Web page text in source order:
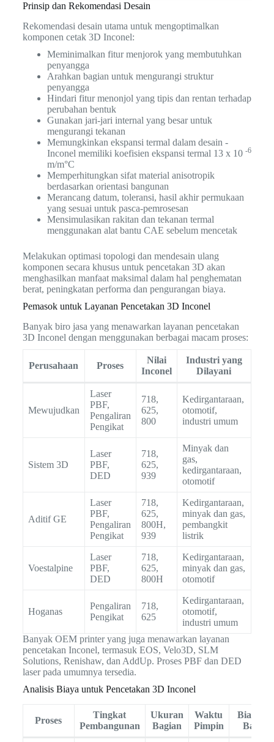
Prinsip dan Rekomendasi Desain
Rekomendasi desain utama untuk mengoptimalkan
komponen cetak 3D Inconel:
Meminimalkan fitur menjorok yang membutuhkan
penyangga
Arahkan bagian untuk mengurangi struktur
penyangga
Hindari fitur menonjol yang tipis dan rentan terhadap
perubahan bentuk
Gunakan jari-jari internal yang besar untuk
mengurangi tekanan
Memungkinkan ekspansi termal dalam desain -
Inconel memiliki koefisien ekspansi termal 13 x 10 -6
m/m°C
Memperhitungkan sifat material anisotropik
berdasarkan orientasi bangunan
Merancang datum, toleransi, hasil akhir permukaan
yang sesuai untuk pasca-pemrosesan
Mensimulasikan rakitan dan tekanan termal
menggunakan alat bantu CAE sebelum mencetak
Melakukan optimasi topologi dan mendesain ulang
komponen secara khusus untuk pencetakan 3D akan
menghasilkan manfaat maksimal dalam hal penghematan
berat, peningkatan performa dan pengurangan biaya.
Pemasok untuk Layanan Pencetakan 3D Inconel
Banyak biro jasa yang menawarkan layanan pencetakan
3D Inconel dengan menggunakan berbagai macam proses:
Perusahaan Proses
Nilai
Inconel
Industri yang
Dilayani
Mewujudkan
Laser
PBF,
Pengaliran
Pengikat
718,
625,
800
Kedirgantaraan,
otomotif,
industri umum
Sistem 3D
Laser
PBF,
DED
718,
625,
939
Minyak dan
gas,
kedirgantaraan,
otomotif
Aditif GE
Laser
PBF,
Pengaliran
Pengikat
718,
625,
800H,
939
Kedirgantaraan,
minyak dan gas,
pembangkit
listrik
Voestalpine
Laser
PBF,
DED
718,
625,
800H
Kedirgantaraan,
minyak dan gas,
otomotif
Hoganas
Pengaliran
Pengikat
718,
625
Kedirgantaraan,
otomotif,
industri umum
Banyak OEM printer yang juga menawarkan layanan
pencetakan Inconel, termasuk EOS, Velo3D, SLM
Solutions, Renishaw, dan AddUp. Proses PBF dan DED
laser pada umumnya tersedia.
Analisis Biaya untuk Pencetakan 3D Inconel
Proses
Tingkat
Pembangunan
Ukuran
Bagian
Waktu
Pimpin
Biaya
Bagian